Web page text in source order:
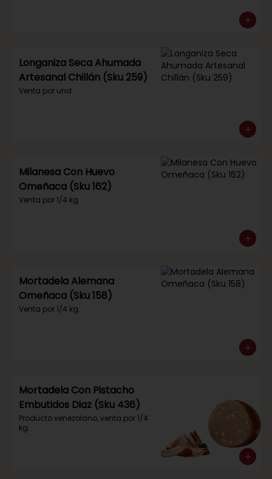
Longaniza Seca Ahumada
Artesanal Chillán (Sku 259)
Venta por und.
Milanesa Con Huevo
Omeñaca (Sku 162)
Venta por 1/4 kg.
Mortadela Alemana
Omeñaca (Sku 158)
Venta por 1/4 kg.
Mortadela Con Pistacho
Embutidos Diaz (Sku 436)
Producto venezolano, venta por 1/4
kg.